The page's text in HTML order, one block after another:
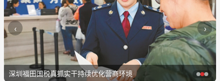
干持续优化营商环境 深圳推进实名办
‹ ›